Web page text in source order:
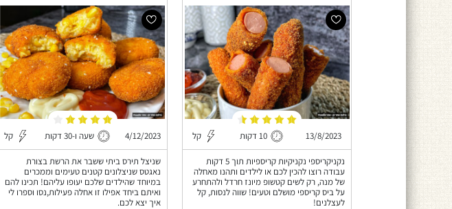
13/8/2023 10 דקות קל
נקניקריספי נקניקיות קריספיות תוך 5 דקות
עבודה רוצו להכין לכם או לילדים ותהנו מאחלה
של מנה, רק לשים קטשופ מיונז חרדל ולהתחרע
על ביס קריספי מושלם וטעים! שווה לנסות, קל
לעצלנים!
4/12/2023 שעה ו-30 דקות קל
שניצל תירס ביתי ששבר את הרשת בצורת
נאגטס שניצלונים קטנים טעימים וממכרים
במיוחד שהילדים שלכם יעופו עליהם! תכינו להם
ואיתם ביחד אפילו זו אחלה פעילות,נסו וספרו לי
איך יצא לכם.